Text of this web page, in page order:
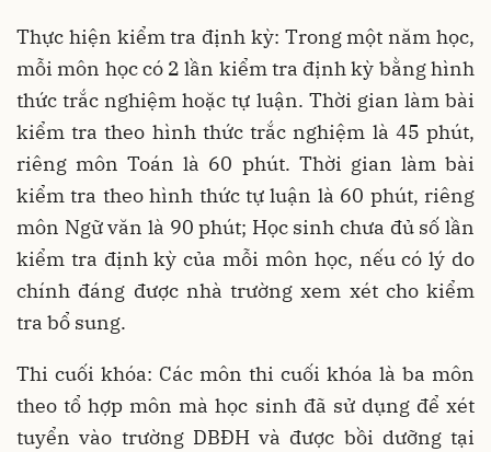
Thực hiện kiểm tra định kỳ: Trong một năm học,
mỗi môn học có 2 lần kiểm tra định kỳ bằng hình
thức trắc nghiệm hoặc tự luận. Thời gian làm bài
kiểm tra theo hình thức trắc nghiệm là 45 phút,
riêng môn Toán là 60 phút. Thời gian làm bài
kiểm tra theo hình thức tự luận là 60 phút, riêng
môn Ngữ văn là 90 phút; Học sinh chưa đủ số lần
kiểm tra định kỳ của mỗi môn học, nếu có lý do
chính đáng được nhà trường xem xét cho kiểm
tra bổ sung.
Thi cuối khóa: Các môn thi cuối khóa là ba môn
theo tổ hợp môn mà học sinh đã sử dụng để xét
tuyển vào trường DBĐH và được bồi dưỡng tại